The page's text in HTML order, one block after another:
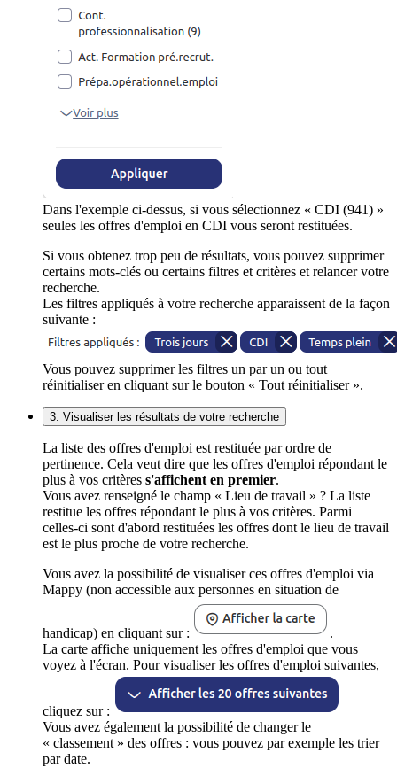
Dans l'exemple ci-dessus, si vous sélectionnez « CDI (941) »
seules les offres d'emploi en CDI vous seront restituées.
Si vous obtenez trop peu de résultats, vous pouvez supprimer
certains mots-clés ou certains filtres et critères et relancer votre
recherche.
Les filtres appliqués à votre recherche apparaissent de la façon
suivante :
Vous pouvez supprimer les filtres un par un ou tout
réinitialiser en cliquant sur le bouton « Tout réinitialiser ».
3. Visualiser les résultats de votre recherche
La liste des offres d'emploi est restituée par ordre de
pertinence. Cela veut dire que les offres d'emploi répondant le
plus à vos critères s'affichent en premier.
Vous avez renseigné le champ « Lieu de travail » ? La liste
restitue les offres répondant le plus à vos critères. Parmi
celles-ci sont d'abord restituées les offres dont le lieu de travail
est le plus proche de votre recherche.
Vous avez la possibilité de visualiser ces offres d'emploi via
Mappy (non accessible aux personnes en situation de
handicap) en cliquant sur :
.
La carte affiche uniquement les offres d'emploi que vous
voyez à l'écran. Pour visualiser les offres d'emploi suivantes,
cliquez sur :
Vous avez également la possibilité de changer le
« classement » des offres : vous pouvez par exemple les trier
par date.